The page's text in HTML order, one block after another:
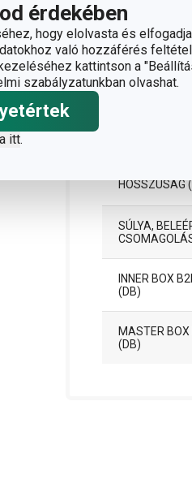
érdekében
hogy elolvasta és elfogadja
való hozzáférés
kattintson a
szabályzatunkban olvashat.
itt.
Csomag
HOSSZÚSÁG
SÚLYA,
INNER BOX
(DB)
MASTER
(DB)